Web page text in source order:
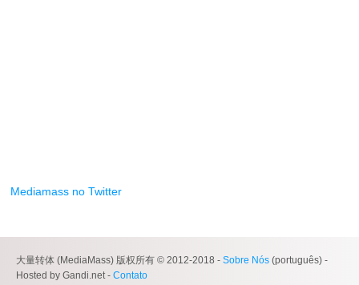
Mediamass no Twitter
大量转体 (MediaMass) 版权所有 © 2012-2018 - Sobre Nós (português) -
Hosted by Gandi.net - Contato